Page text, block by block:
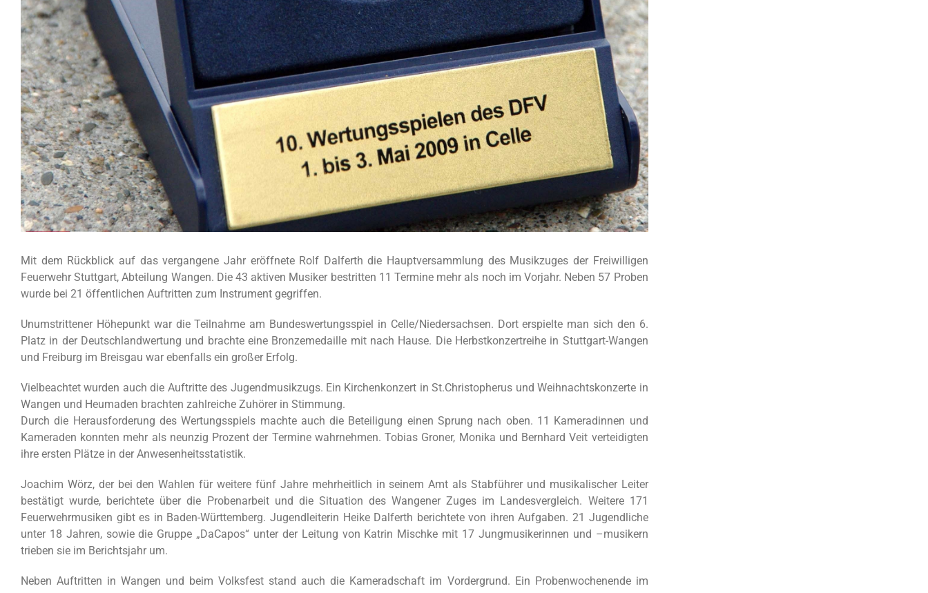
Mit dem Rückblick auf das vergangene Jahr eröffnete Rolf Dalferth die Hauptversammlung des Musikzuges der Freiwilligen
Feuerwehr Stuttgart, Abteilung Wangen. Die 43 aktiven Musiker bestritten 11 Termine mehr als noch im Vorjahr. Neben 57 Proben
wurde bei 21 öffentlichen Auftritten zum Instrument gegriffen.
Unumstrittener Höhepunkt war die Teilnahme am Bundeswertungsspiel in Celle/Niedersachsen. Dort erspielte man sich den 6.
Platz in der Deutschlandwertung und brachte eine Bronzemedaille mit nach Hause. Die Herbstkonzertreihe in Stuttgart-Wangen
und Freiburg im Breisgau war ebenfalls ein großer Erfolg.
Vielbeachtet wurden auch die Auftritte des Jugendmusikzugs. Ein Kirchenkonzert in St.Christopherus und Weihnachtskonzerte in
Wangen und Heumaden brachten zahlreiche Zuhörer in Stimmung.
Durch die Herausforderung des Wertungsspiels machte auch die Beteiligung einen Sprung nach oben. 11 Kameradinnen und
Kameraden konnten mehr als neunzig Prozent der Termine wahrnehmen. Tobias Groner, Monika und Bernhard Veit verteidigten
ihre ersten Plätze in der Anwesenheitsstatistik.
Joachim Wörz, der bei den Wahlen für weitere fünf Jahre mehrheitlich in seinem Amt als Stabführer und musikalischer Leiter
bestätigt wurde, berichtete über die Probenarbeit und die Situation des Wangener Zuges im Landesvergleich. Weitere 171
Feuerwehrmusiken gibt es in Baden-Württemberg. Jugendleiterin Heike Dalferth berichtete von ihren Aufgaben. 21 Jugendliche
unter 18 Jahren, sowie die Gruppe „DaCapos“ unter der Leitung von Katrin Mischke mit 17 Jungmusikerinnen und –musikern
trieben sie im Berichtsjahr um.
Neben Auftritten in Wangen und beim Volksfest stand auch die Kameradschaft im Vordergrund. Ein Probenwochenende im